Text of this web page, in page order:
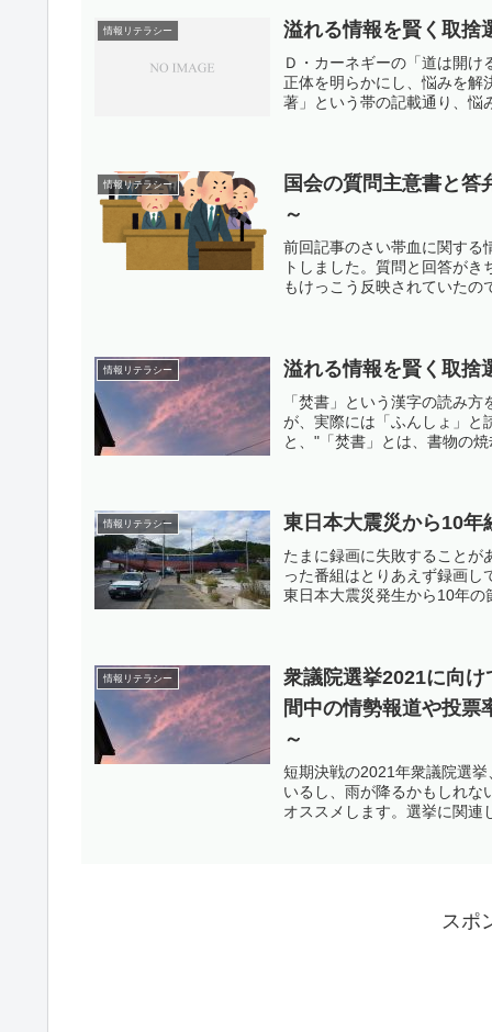
情報リテラシー 溢れる情報を賢く取捨
Ｄ・カーネギーの「道は開
正体を明らかにし、悩みを解
著」という帯の記載通り、悩
情報リテラシー
国会の質問主意書と答
～
前回記事のさい帯血に関する
トしました。質問と回答が
もけっこう反映されていたの
情報リテラシー 溢れる情報を賢く取捨
「焚書」という漢字の読み
が、実際には「ふんしょ」と
と、"「焚書」とは、書物の
情報リテラシー 東日本大震災から10年
たまに録画に失敗することが
った番組はとりあえず録画し
東日本大震災発生から10年
情報リテラシー
衆議院選挙2021に向
間中の情勢報道や投票
～
短期決戦の2021年衆議院選
いるし、雨が降るかもしれな
オススメします。選挙に関連
スポ